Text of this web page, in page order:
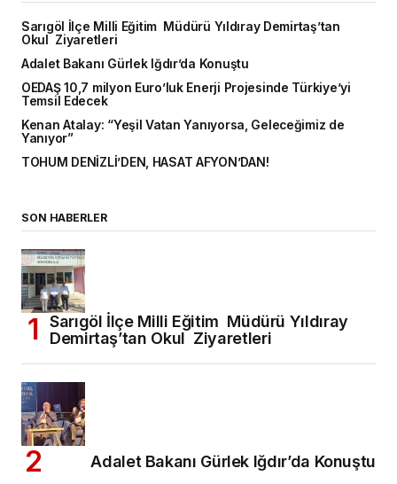
Sarıgöl İlçe Milli Eğitim Müdürü Yıldıray Demirtaş’tan
Okul Ziyaretleri
Adalet Bakanı Gürlek Iğdır’da Konuştu
OEDAŞ 10,7 milyon Euro’luk Enerji Projesinde Türkiye’yi
Temsil Edecek
Kenan Atalay: “Yeşil Vatan Yanıyorsa, Geleceğimiz de
Yanıyor”
TOHUM DENİZLİ’DEN, HASAT AFYON’DAN!
SON HABERLER
Sarıgöl İlçe Milli Eğitim Müdürü Yıldıray
Demirtaş’tan Okul Ziyaretleri
Adalet Bakanı Gürlek Iğdır’da Konuştu